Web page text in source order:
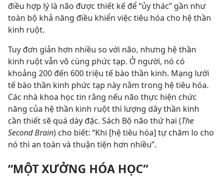
điều hợp lý là não được thiết kế để “ủy thác” gần như
toàn bộ khả năng điều khiển việc tiêu hóa cho hệ thần
kinh ruột.
Tuy đơn giản hơn nhiều so với não, nhưng hệ thần
kinh ruột vẫn vô cùng phức tạp. Ở người, nó có
khoảng 200 đến 600 triệu tế bào thần kinh. Mạng lưới
tế bào thần kinh phức tạp này nằm trong hệ tiêu hóa.
Các nhà khoa học tin rằng nếu não thực hiện chức
năng của hệ thần kinh ruột thì lượng dây thần kinh
cần thiết sẽ quá dày đặc. Sách Bộ não thứ hai (The
Second Brain) cho biết: “Khi [hệ tiêu hóa] tự chăm lo cho
nó thì an toàn và thuận tiện hơn nhiều”.
“MỘT XƯỞNG HÓA HỌC”